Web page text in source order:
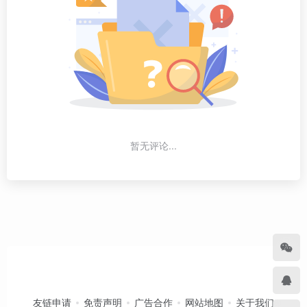
暂无评论...
友链申请 免责声明 广告合作 网站地图 关于我们